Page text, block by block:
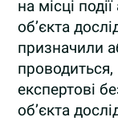
на місці
об’єкта
призначили
експертові
об’єкта